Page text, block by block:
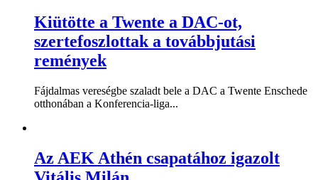
Kiütötte a Twente a DAC-ot,
szertefoszlottak a továbbjutási
remények
Fájdalmas vereségbe szaladt bele a DAC a Twente Enschede
otthonában a Konferencia-liga...
Az AEK Athén csapatához igazolt